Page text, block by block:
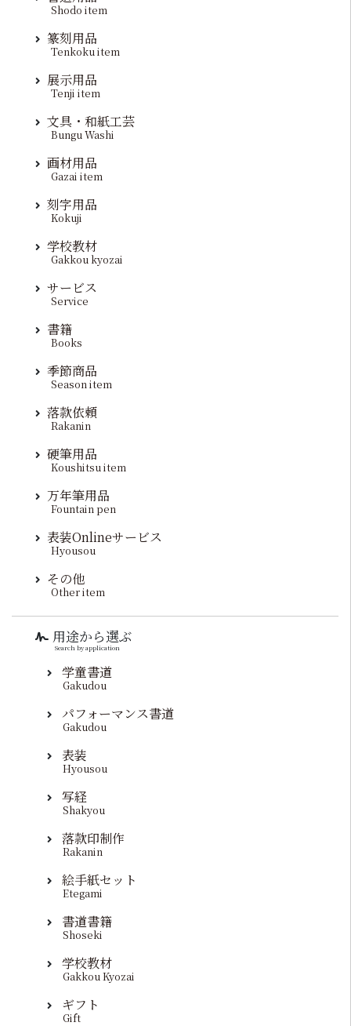
Shodo item
篆刻用品
Tenkoku item
展示用品
Tenji item
文具・和紙工芸
Bungu Washi
画材用品
Gazai item
刻字用品
Kokuji
学校教材
Gakkou kyozai
サービス
Service
書籍
Books
季節商品
Season item
落款依頼
Rakanin
硬筆用品
Koushitsu item
万年筆用品
Fountain pen
表装Onlineサービス
Hyousou
その他
Other item
用途から選ぶ
Search by application
学童書道
Gakudou
パフォーマンス書道
Gakudou
表装
Hyousou
写経
Shakyou
落款印制作
Rakanin
絵手紙セット
Etegami
書道書籍
Shoseki
学校教材
Gakkou Kyozai
ギフト
Gift